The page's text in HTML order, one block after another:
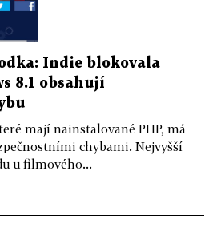
Indie blokovala
8.1 obsahují
mají nainstalované PHP, má
chybami. Nejvyšší
u filmového...